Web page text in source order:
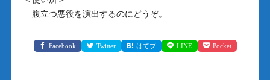
腹立つ悪役を演出するのにどうぞ。
Facebook Twitter はてブ LINE Pocket